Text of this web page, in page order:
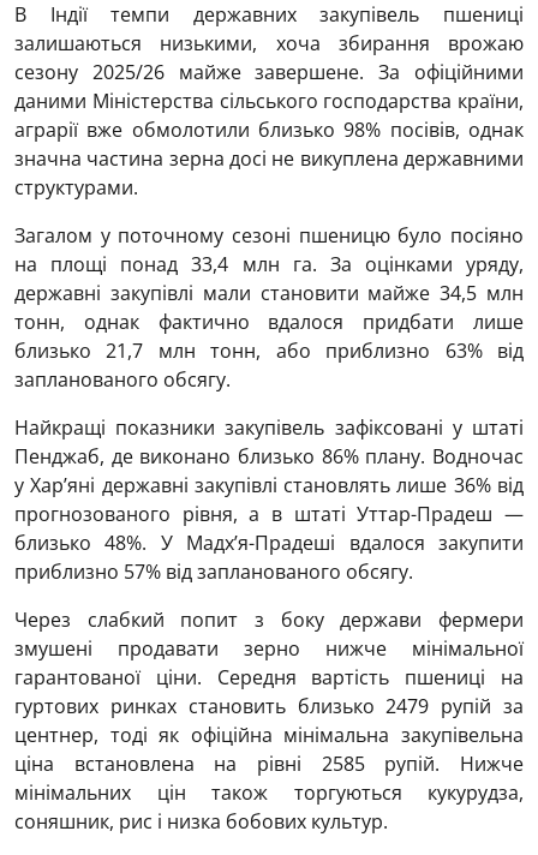
В Індії темпи державних закупівель пшениці
залишаються низькими, хоча збирання врожаю
сезону 2025/26 майже завершене. За офіційними
даними Міністерства сільського господарства країни,
аграрії вже обмолотили близько 98% посівів, однак
значна частина зерна досі не викуплена державними
структурами.
Загалом у поточному сезоні пшеницю було посіяно
на площі понад 33,4 млн га. За оцінками уряду,
державні закупівлі мали становити майже 34,5 млн
тонн, однак фактично вдалося придбати лише
близько 21,7 млн тонн, або приблизно 63% від
запланованого обсягу.
Найкращі показники закупівель зафіксовані у штаті
Пенджаб, де виконано близько 86% плану. Водночас
у Хар’яні державні закупівлі становлять лише 36% від
прогнозованого рівня, а в штаті Уттар-Прадеш —
близько 48%. У Мадх’я-Прадеші вдалося закупити
приблизно 57% від запланованого обсягу.
Через слабкий попит з боку держави фермери
змушені продавати зерно нижче мінімальної
гарантованої ціни. Середня вартість пшениці на
гуртових ринках становить близько 2479 рупій за
центнер, тоді як офіційна мінімальна закупівельна
ціна встановлена на рівні 2585 рупій. Нижче
мінімальних цін також торгуються кукурудза,
соняшник, рис і низка бобових культур.